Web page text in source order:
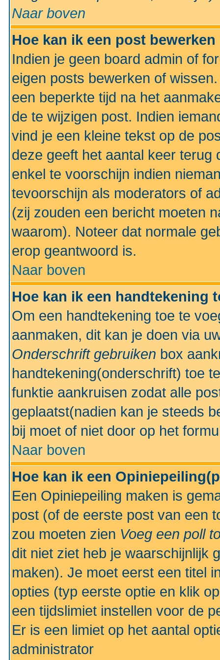
Naar boven
Hoe kan ik een post
Indien je geen board admin of
eigen posts bewerken of
een beperkte tijd na het
de te wijzigen post. Indien
vind je een kleine tekst op de
deze geeft het aantal keer terug
enkel te voorschijn indien
tevoorschijn als moderators of
(zij zouden een bericht moeten
waarom). Noteer dat normale
erop geantwoord is.
Naar boven
Hoe kan ik een handtekening
Om een handtekening toe te
aanmaken, dit kan je doen via
Onderschrift gebruiken box
handtekening(onderschrift) toe
funktie aankruisen zodat alle
geplaatst(nadien kan je steeds
bij moet of niet door op het
Naar boven
Hoe kan ik een
Een Opiniepeiling maken is
post (of de eerste post van een
zou moeten zien Voeg een poll
dit niet ziet heb je waarschijnlijk
maken). Je moet eerst een titel
opties (typ eerste optie en klik
een tijdslimiet instellen voor de
Er is een limiet op het aantal
administrator